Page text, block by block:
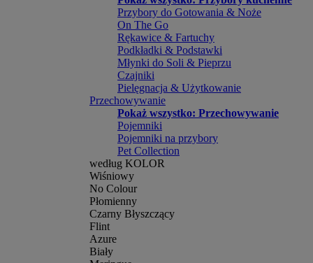
Przybory do Gotowania & Noże
On The Go
Rękawice & Fartuchy
Podkładki & Podstawki
Młynki do Soli & Pieprzu
Czajniki
Pielęgnacja & Użytkowanie
Przechowywanie
Pokaż wszystko: Przechowywanie
Pojemniki
Pojemniki na przybory
Pet Collection
według KOLOR
Wiśniowy
No Colour
Płomienny
Czarny Błyszczący
Flint
Azure
Biały